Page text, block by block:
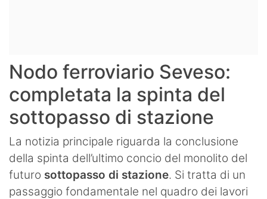
Nodo ferroviario Seveso:
completata la spinta del
sottopasso di stazione
La notizia principale riguarda la conclusione
della spinta dell’ultimo concio del monolito del
futuro sottopasso di stazione. Si tratta di un
passaggio fondamentale nel quadro dei lavori